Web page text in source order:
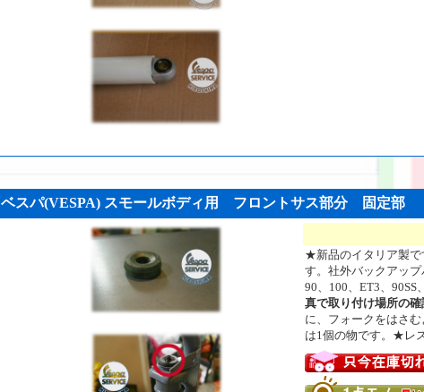
ベスパ(VESPA) スモールボディ用 フロントサス部分 固定部
★新品のイタリア製で
す。社外バックアッ
90、100、ET3、
真で取り付け場所の確
に、フォークをはさ
は1個の物です。★レ